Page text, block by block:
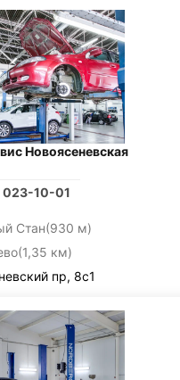
Новоясеневская
023-10-01
Стан(930 м)
(1,35 км)
пр, 8с1